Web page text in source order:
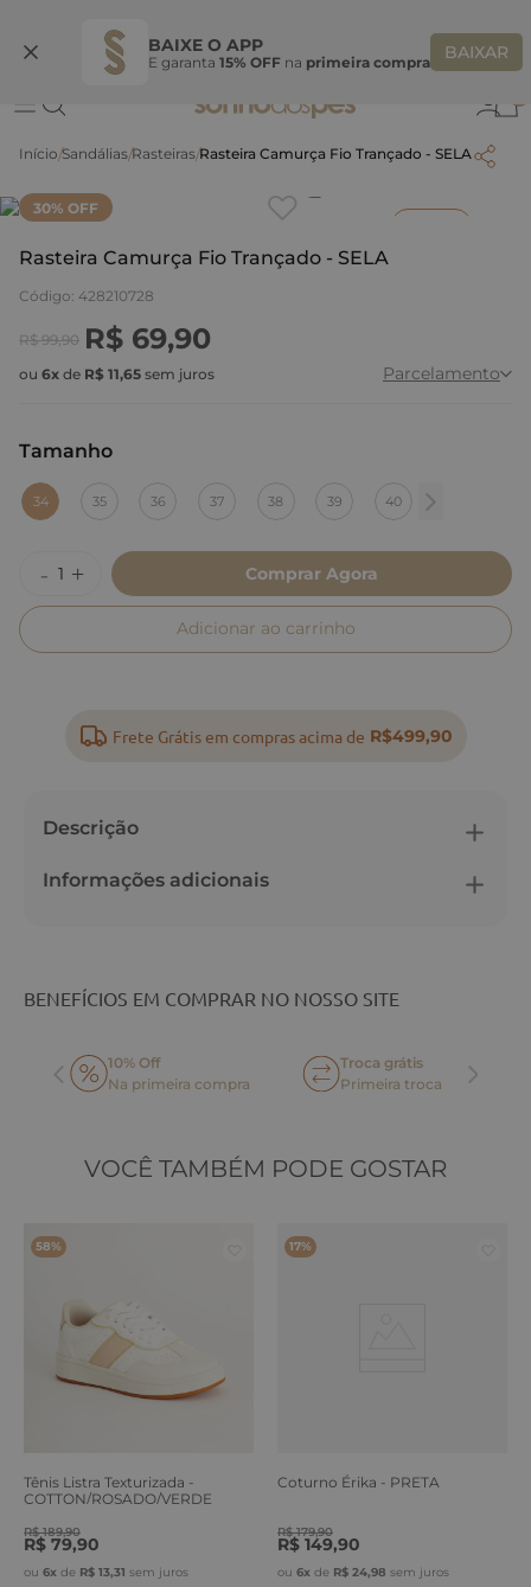
BAIXE O APP
E garanta 15% OFF na primeira compra BAIXAR
Ganhe 10% OFF na coleção utilizando o código do seu vendedor*
Sandálias Rasteiras Rasteira Camurça Fio Trançado - SELA
30% OFF
Rasteira Camurça Fio Trançado - SELA
Código: 428210728
R$ 99,90 R$ 69,90
ou 6x de R$ 11,65 sem juros Parcelamento
Tamanho
: 34
34 35 36 37 38 39 40
Comprar Agora
Adicionar ao carrinho
Frete Grátis em compras acima de R$499,90
Descrição
Informações adicionais
BENEFÍCIOS EM COMPRAR NO NOSSO SITE
Troca grátis
Primeira troca
Acima de R$ 499,90
Parcelamento até
sem juros no
VOCÊ TAMBÉM PODE GOSTAR
58%
Tênis Listra Texturizada -
COTTON/ROSADO/VERDE
R$ 189,90
R$ 79,90
ou 6x de R$ 13,31 sem juros
17%
Coturno Érika - PRETA
R$ 179,90
R$ 149,90
ou 6x de R$ 24,98 sem juros